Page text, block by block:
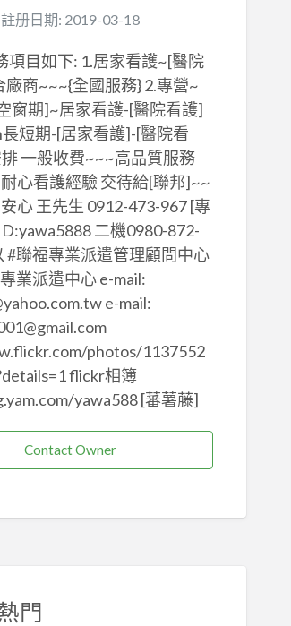
註册日期: 2019-03-18
項目如下: 1.居家看護~[醫院
商~~~{全國服務} 2.專營~
窗期]~居家看護-[醫院看護]
短期-[居家看護]-[醫院看
一般收費~~~高品質服務
心看護經驗 交待給[聯邦]~~
心 王先生 0912-473-967 [專
二機0980-872-
#聯福專業派遣管理顧問中心
業派遣中心 e-mail:
e-mail:
photos/1137552
flickr相簿
yawa588 [蕃薯藤]
Contact Owner
門